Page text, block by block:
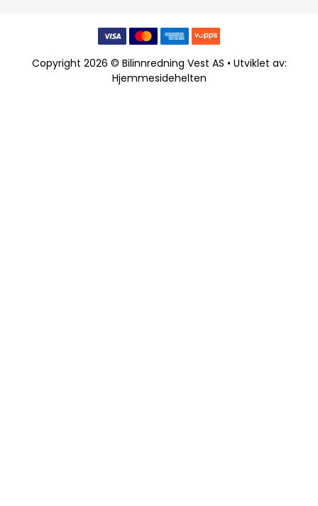
Copyright 2026 © Bilinnredning Vest AS • Utviklet av:
Hjemmesidehelten